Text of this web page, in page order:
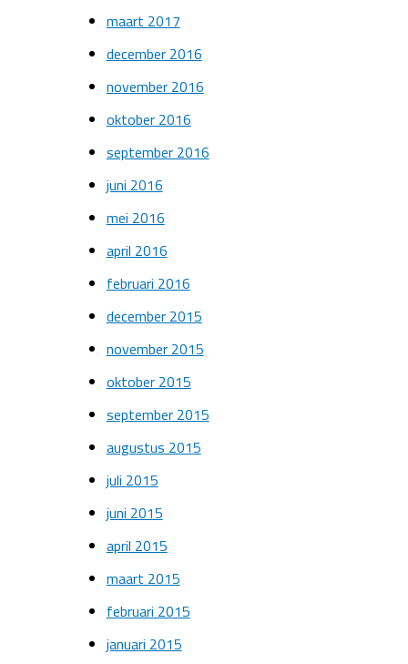
maart 2017
december 2016
november 2016
oktober 2016
september 2016
juni 2016
mei 2016
april 2016
februari 2016
december 2015
november 2015
oktober 2015
september 2015
augustus 2015
juli 2015
juni 2015
april 2015
maart 2015
februari 2015
januari 2015